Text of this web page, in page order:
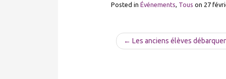
Posted in Événements Tous on 27
← Les anciens élèves